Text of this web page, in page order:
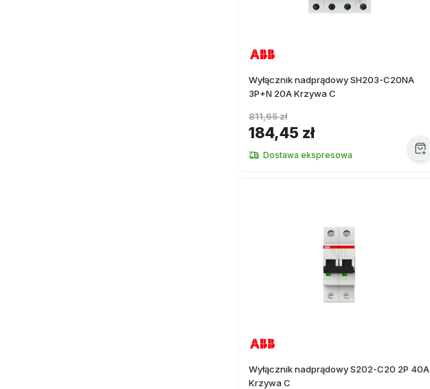
Wyłącznik nadprądowy SH203-C20NA
3P+N 20A Krzywa C
184,45 zł
811,65 zł
Dostawa ekspresowa
Wyłącznik nadprądowy S202-C20 2P 40A
Krzywa C